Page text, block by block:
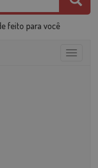
feito para você
Toggle